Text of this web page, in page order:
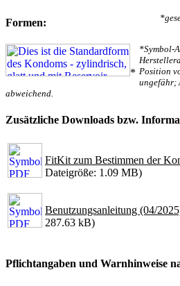
Formen:
*
*Symbol-
Position
ungefähr;
abweichend.
Zusätzliche Downloads bzw.
FitKit zum Bestimmen der
Dateigröße: 1.09 MB)
Benutzungsanleitung (04/
287.63 kB)
Pflichtangaben und Warnhinweise